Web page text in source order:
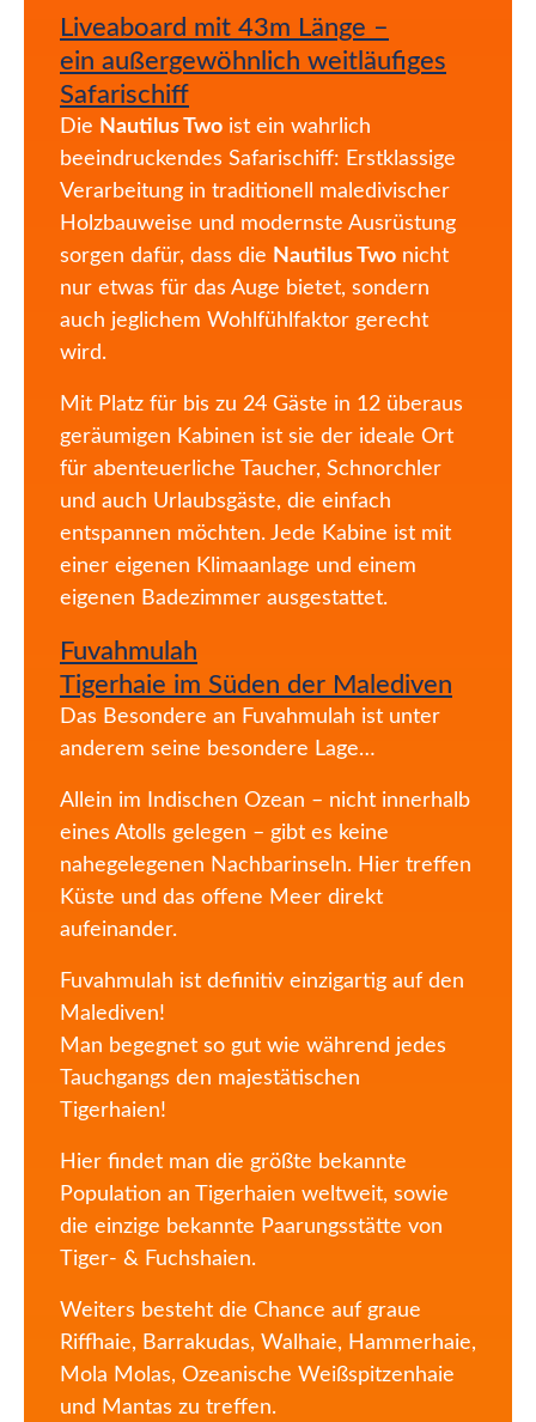
Liveaboard mit 43m Länge –
ein außergewöhnlich weitläufiges
Safarischiff
Die Nautilus Two ist ein wahrlich
beeindruckendes Safarischiff: Erstklassige
Verarbeitung in traditionell maledivischer
Holzbauweise und modernste Ausrüstung
sorgen dafür, dass die Nautilus Two nicht
nur etwas für das Auge bietet, sondern
auch jeglichem Wohlfühlfaktor gerecht
wird.
Mit Platz für bis zu 24 Gäste in 12 überaus
geräumigen Kabinen ist sie der ideale Ort
für abenteuerliche Taucher, Schnorchler
und auch Urlaubsgäste, die einfach
entspannen möchten. Jede Kabine ist mit
einer eigenen Klimaanlage und einem
eigenen Badezimmer ausgestattet.
Fuvahmulah
Tigerhaie im Süden der Malediven
Das Besondere an Fuvahmulah ist unter
anderem seine besondere Lage…
Allein im Indischen Ozean – nicht innerhalb
eines Atolls gelegen – gibt es keine
nahegelegenen Nachbarinseln. Hier treffen
Küste und das offene Meer direkt
aufeinander.
Fuvahmulah ist definitiv einzigartig auf den
Malediven!
Man begegnet so gut wie während jedes
Tauchgangs den majestätischen
Tigerhaien!
Hier findet man die größte bekannte
Population an Tigerhaien weltweit, sowie
die einzige bekannte Paarungsstätte von
Tiger- & Fuchshaien.
Weiters besteht die Chance auf graue
Riffhaie, Barrakudas, Walhaie, Hammerhaie,
Mola Molas, Ozeanische Weißspitzenhaie
und Mantas zu treffen.